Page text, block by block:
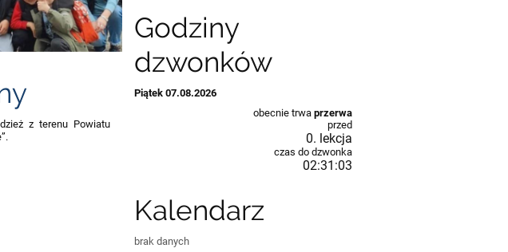
z terenu Powiatu
Godziny
dzwonków
Piątek 07.08.2026
obecnie trwa przerwa
przed
0. lekcja
czas do dzwonka
02:31:03
Kalendarz
brak danych